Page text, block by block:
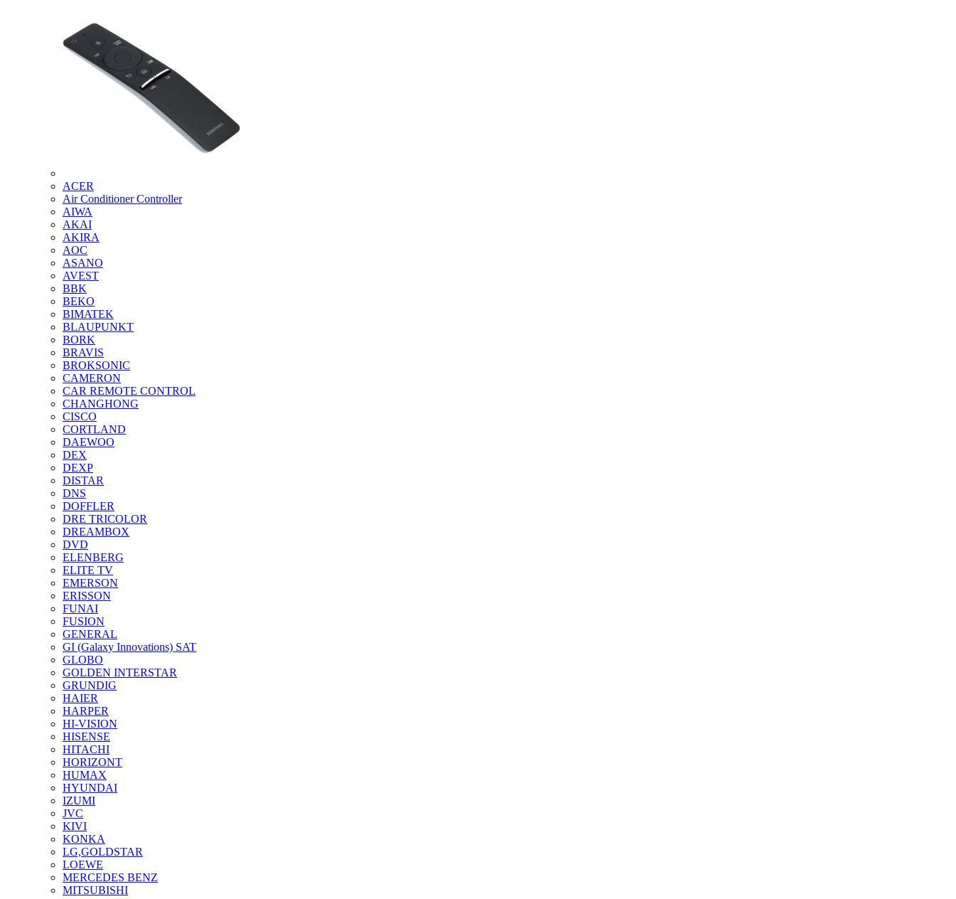
ACER
Air Conditioner Controller
AIWA
AKAI
AKIRA
AOC
ASANO
AVEST
BBK
BEKO
BIMATEK
BLAUPUNKT
BORK
BRAVIS
BROKSONIC
CAMERON
CAR REMOTE CONTROL
CHANGHONG
CISCO
CORTLAND
DAEWOO
DEX
DEXP
DISTAR
DNS
DOFFLER
DRE TRICOLOR
DREAMBOX
DVD
ELENBERG
ELITE TV
EMERSON
ERISSON
FUNAI
FUSION
GENERAL
GI (Galaxy Innovations) SAT
GLOBO
GOLDEN INTERSTAR
GRUNDIG
HAIER
HARPER
HI-VISION
HISENSE
HITACHI
HORIZONT
HUMAX
HYUNDAI
IZUMI
JVC
KIVI
KONKA
LG,GOLDSTAR
LOEWE
MERCEDES BENZ
MITSUBISHI